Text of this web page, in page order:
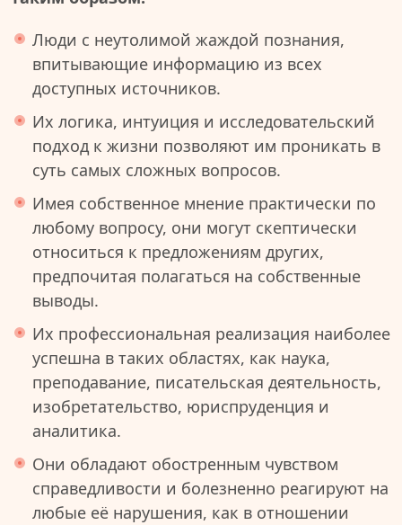
Люди с неутолимой жаждой познания,
впитывающие информацию из всех
доступных источников.
Их логика, интуиция и исследовательский
подход к жизни позволяют им проникать в
суть самых сложных вопросов.
Имея собственное мнение практически по
любому вопросу, они могут скептически
относиться к предложениям других,
предпочитая полагаться на собственные
выводы.
Их профессиональная реализация наиболее
успешна в таких областях, как наука,
преподавание, писательская деятельность,
изобретательство, юриспруденция и
аналитика.
Они обладают обостренным чувством
справедливости и болезненно реагируют на
любые её нарушения, как в отношении